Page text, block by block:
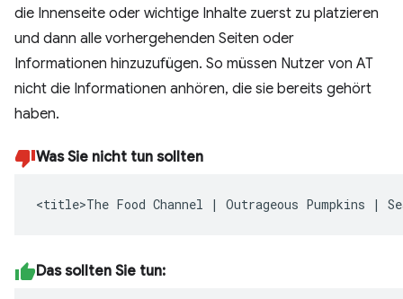
die Innenseite oder wichtige Inhalte zuerst zu platzieren
und dann alle vorhergehenden Seiten oder
Informationen hinzuzufügen. So müssen Nutzer von AT
nicht die Informationen anhören, die sie bereits gehört
haben.
Was Sie nicht tun sollten
<title>The Food Channel | Outrageous Pumpkins |
Das sollten Sie tun: